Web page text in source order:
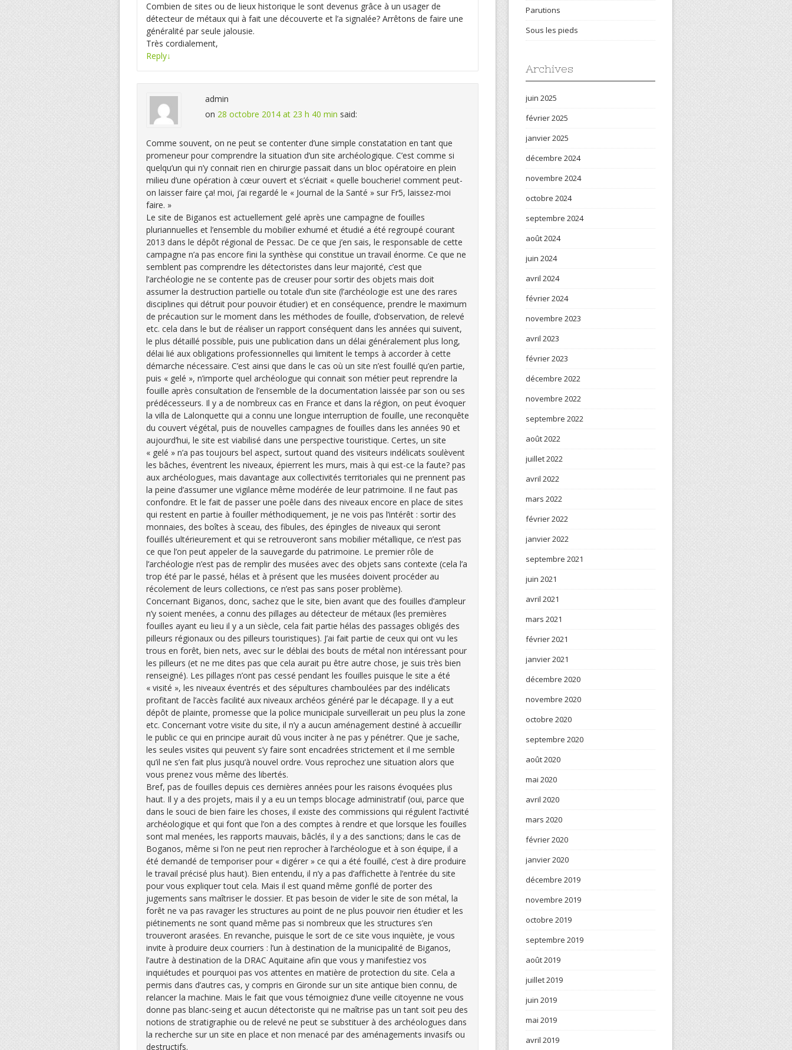
Combien de sites ou de lieux historique le sont devenus grâce à un usager de
détecteur de métaux qui à fait une découverte et l’a signalée? Arrêtons de faire une
généralité par seule jalousie.
Très cordialement,
Reply↓
admin
on 28 octobre 2014 at 23 h 40 min said:
Comme souvent, on ne peut se contenter d’une simple constatation en tant que
promeneur pour comprendre la situation d’un site archéologique. C’est comme si
quelqu’un qui n’y connait rien en chirurgie passait dans un bloc opératoire en plein
milieu d’une opération à cœur ouvert et s’écriait « quelle boucherie! comment peut-
on laisser faire ça! moi, j’ai regardé le « Journal de la Santé » sur Fr5, laissez-moi
faire. »
Le site de Biganos est actuellement gelé après une campagne de fouilles
pluriannuelles et l’ensemble du mobilier exhumé et étudié a été regroupé courant
2013 dans le dépôt régional de Pessac. De ce que j’en sais, le responsable de cette
campagne n’a pas encore fini la synthèse qui constitue un travail énorme. Ce que ne
semblent pas comprendre les détectoristes dans leur majorité, c’est que
l’archéologie ne se contente pas de creuser pour sortir des objets mais doit
assumer la destruction partielle ou totale d’un site (l’archéologie est une des rares
disciplines qui détruit pour pouvoir étudier) et en conséquence, prendre le maximum
de précaution sur le moment dans les méthodes de fouille, d’observation, de relevé
etc. cela dans le but de réaliser un rapport conséquent dans les années qui suivent,
le plus détaillé possible, puis une publication dans un délai généralement plus long,
délai lié aux obligations professionnelles qui limitent le temps à accorder à cette
démarche nécessaire. C’est ainsi que dans le cas où un site n’est fouillé qu’en partie,
puis « gelé », n’importe quel archéologue qui connait son métier peut reprendre la
fouille après consultation de l’ensemble de la documentation laissée par son ou ses
prédécesseurs. Il y a de nombreux cas en France et dans la région, on peut évoquer
la villa de Lalonquette qui a connu une longue interruption de fouille, une reconquête
du couvert végétal, puis de nouvelles campagnes de fouilles dans les années 90 et
aujourd’hui, le site est viabilisé dans une perspective touristique. Certes, un site
« gelé » n’a pas toujours bel aspect, surtout quand des visiteurs indélicats soulèvent
les bâches, éventrent les niveaux, épierrent les murs, mais à qui est-ce la faute? pas
aux archéologues, mais davantage aux collectivités territoriales qui ne prennent pas
la peine d’assumer une vigilance même modérée de leur patrimoine. Il ne faut pas
confondre. Et le fait de passer une poêle dans des niveaux encore en place de sites
qui restent en partie à fouiller méthodiquement, je ne vois pas l’intérêt : sortir des
monnaies, des boîtes à sceau, des fibules, des épingles de niveaux qui seront
fouillés ultérieurement et qui se retrouveront sans mobilier métallique, ce n’est pas
ce que l’on peut appeler de la sauvegarde du patrimoine. Le premier rôle de
l’archéologie n’est pas de remplir des musées avec des objets sans contexte (cela l’a
trop été par le passé, hélas et à présent que les musées doivent procéder au
récolement de leurs collections, ce n’est pas sans poser problème).
Concernant Biganos, donc, sachez que le site, bien avant que des fouilles d’ampleur
n’y soient menées, a connu des pillages au détecteur de métaux (les premières
fouilles ayant eu lieu il y a un siècle, cela fait partie hélas des passages obligés des
pilleurs régionaux ou des pilleurs touristiques). J’ai fait partie de ceux qui ont vu les
trous en forêt, bien nets, avec sur le déblai des bouts de métal non intéressant pour
les pilleurs (et ne me dites pas que cela aurait pu être autre chose, je suis très bien
renseigné). Les pillages n’ont pas cessé pendant les fouilles puisque le site a été
« visité », les niveaux éventrés et des sépultures chamboulées par des indélicats
profitant de l’accès facilité aux niveaux archéos généré par le décapage. Il y a eut
dépôt de plainte, promesse que la police municipale surveillerait un peu plus la zone
etc. Concernant votre visite du site, il n’y a aucun aménagement destiné à accueillir
le public ce qui en principe aurait dû vous inciter à ne pas y pénétrer. Que je sache,
les seules visites qui peuvent s’y faire sont encadrées strictement et il me semble
qu’il ne s’en fait plus jusqu’à nouvel ordre. Vous reprochez une situation alors que
vous prenez vous même des libertés.
Bref, pas de fouilles depuis ces dernières années pour les raisons évoquées plus
haut. Il y a des projets, mais il y a eu un temps blocage administratif (oui, parce que
dans le souci de bien faire les choses, il existe des commissions qui régulent l’activité
archéologique et qui font que l’on a des comptes à rendre et que lorsque les fouilles
sont mal menées, les rapports mauvais, bâclés, il y a des sanctions; dans le cas de
Boganos, même si l’on ne peut rien reprocher à l’archéologue et à son équipe, il a
été demandé de temporiser pour « digérer » ce qui a été fouillé, c’est à dire produire
le travail précisé plus haut). Bien entendu, il n’y a pas d’affichette à l’entrée du site
pour vous expliquer tout cela. Mais il est quand même gonflé de porter des
jugements sans maîtriser le dossier. Et pas besoin de vider le site de son métal, la
forêt ne va pas ravager les structures au point de ne plus pouvoir rien étudier et les
piétinements ne sont quand même pas si nombreux que les structures s’en
trouveront arasées. En revanche, puisque le sort de ce site vous inquiète, je vous
invite à produire deux courriers : l’un à destination de la municipalité de Biganos,
l’autre à destination de la DRAC Aquitaine afin que vous y manifestiez vos
inquiétudes et pourquoi pas vos attentes en matière de protection du site. Cela a
permis dans d’autres cas, y compris en Gironde sur un site antique bien connu, de
relancer la machine. Mais le fait que vous témoigniez d’une veille citoyenne ne vous
donne pas blanc-seing et aucun détectoriste qui ne maîtrise pas un tant soit peu des
notions de stratigraphie ou de relevé ne peut se substituer à des archéologues dans
la recherche sur un site en place et non menacé par des aménagements invasifs ou
destructifs.
Parutions
Sous les pieds
Archives
juin 2025
février 2025
janvier 2025
décembre 2024
novembre 2024
octobre 2024
septembre 2024
août 2024
juin 2024
avril 2024
février 2024
novembre 2023
avril 2023
février 2023
décembre 2022
novembre 2022
septembre 2022
août 2022
juillet 2022
avril 2022
mars 2022
février 2022
janvier 2022
septembre 2021
juin 2021
avril 2021
mars 2021
février 2021
janvier 2021
décembre 2020
novembre 2020
octobre 2020
septembre 2020
août 2020
mai 2020
avril 2020
mars 2020
février 2020
janvier 2020
décembre 2019
novembre 2019
octobre 2019
septembre 2019
août 2019
juillet 2019
juin 2019
mai 2019
avril 2019